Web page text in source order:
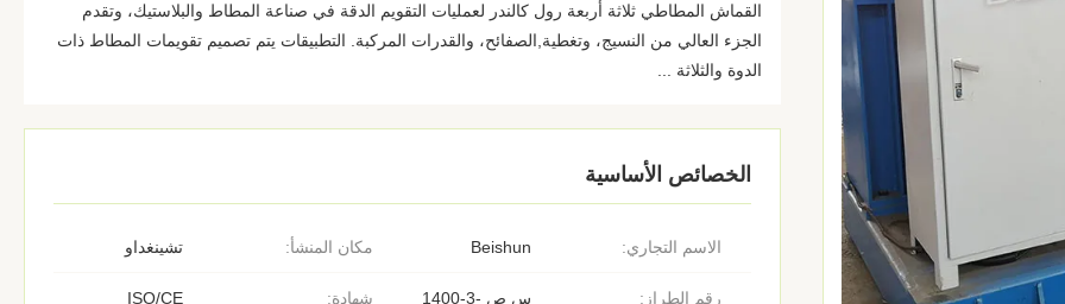
القماش المطاطي ثلاثة أربعة رول كالندر لعمليات التقويم الدقة في صناعة المطاط والبلاستيك، وتقدم
الجزء العالي من النسيج، وتغطية,الصفائح، والقدرات المركبة. التطبيقات يتم تصميم تقويمات المطاط ذات
الدوة والثلاثة ...
الخصائص الأساسية
مكان المنشأ: تشينغداو الاسم التجاري: Beishun
شهادة: ISO/CE رقم الطراز: س ص -3-1400